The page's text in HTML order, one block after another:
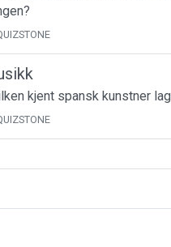
kjent spansk kunstner